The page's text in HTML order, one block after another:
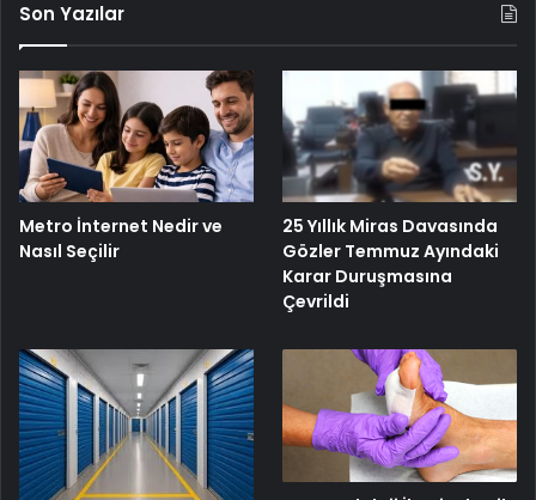
Son Yazılar
Metro İnternet Nedir ve
Nasıl Seçilir
25 Yıllık Miras Davasında
Gözler Temmuz Ayındaki
Karar Duruşmasına
Çevrildi